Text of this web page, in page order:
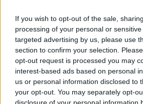
If you wish to opt-out of the sale,
processing of your personal or
targeted advertising by us, please use
section to confirm your selection.
opt-out request is processed you may
interest-based ads based on personal
us or personal information disclosed to
your opt-out. You may separately opt-
στο
ιστορία
ΗΛΙΑΣ
08/03/2026